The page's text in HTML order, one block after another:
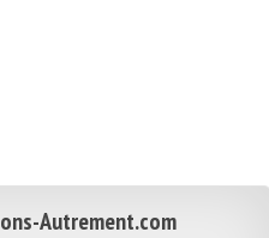
Autrement.com